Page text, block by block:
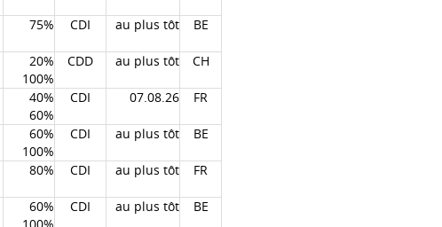
75% CDI au plus tôt BE
20%
100%
CDD au plus tôt CH
40%
60%
CDI 07.08.26 FR
60%
100%
CDI au plus tôt BE
80% CDI au plus tôt FR
60%
CDI au plus tôt BE